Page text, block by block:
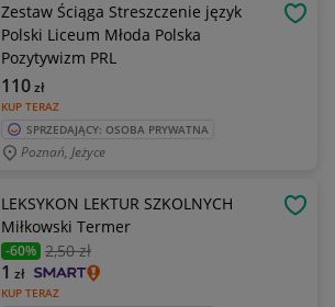
Zestaw Ściąga Streszczenie język
Polski Liceum Młoda Polska
Pozytywizm PRL
KUP TERAZ
110zł
SPRZEDAJĄCY: OSOBA PRYWATNA
Poznań, Jeżyce
LEKSYKON LEKTUR SZKOLNYCH
Miłkowski Termer
-60% 2,50 zł
KUP TERAZ
1 zł